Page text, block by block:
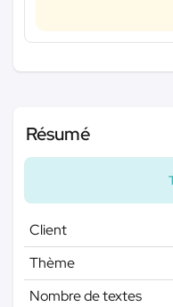
Résumé
Client
Thème
Nombre de textes